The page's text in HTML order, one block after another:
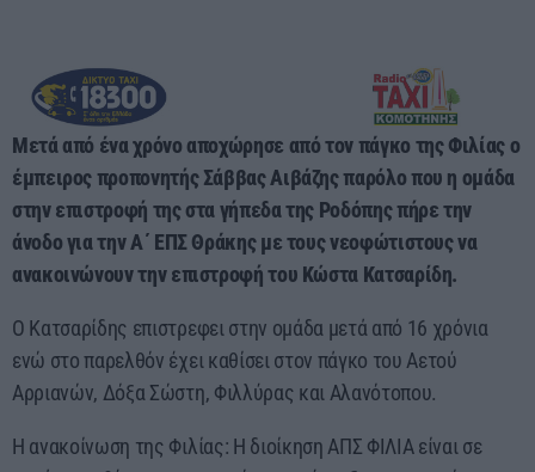
Μετά από ένα χρόνο αποχώρησε από τον πάγκο της Φιλίας ο
έμπειρος προπονητής Σάββας Αιβάζης παρόλο που η ομάδα
στην επιστροφή της στα γήπεδα της Ροδόπης πήρε την
άνοδο για την Α΄ ΕΠΣ Θράκης με τους νεοφώτιστους να
ανακοινώνουν την επιστροφή του Κώστα Κατσαρίδη.
Ο Κατσαρίδης επιστρεφει στην ομάδα μετά από 16 χρόνια
ενώ στο παρελθόν έχει καθίσει στον πάγκο του Αετού
Αρριανών, Δόξα Σώστη, Φιλλύρας και Αλανότοπου.
Η ανακοίνωση της Φιλίας: Η διοίκηση ΑΠΣ ΦΙΛΙΑ είναι σε